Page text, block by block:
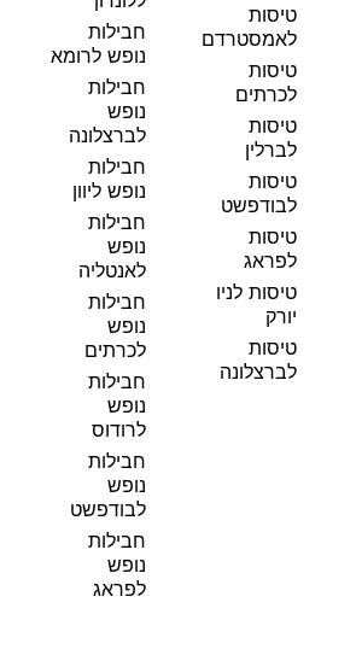
טיסות
לאמסטרדם
טיסות
לכרתים
טיסות
לברלין
טיסות
לבודפשט
טיסות
לפראג
טיסות לניו
יורק
טיסות
לברצלונה
חבילות
נופש לרומא
חבילות
נופש
לברצלונה
חבילות
נופש ליוון
חבילות
נופש
לאנטליה
חבילות
נופש
לכרתים
חבילות
נופש
לרודוס
חבילות
נופש
לבודפשט
חבילות
נופש
לפראג